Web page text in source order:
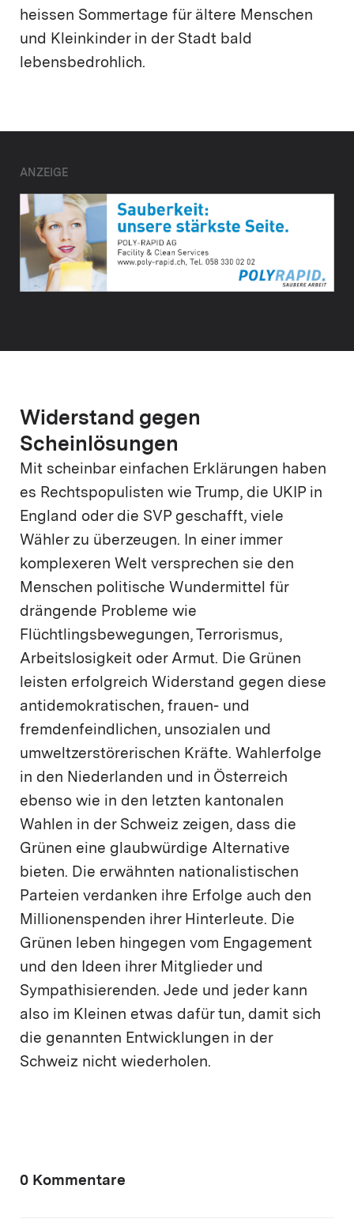
heissen Sommertage für ältere Menschen
und Kleinkinder in der Stadt bald
lebensbedrohlich.
ANZEIGE
Widerstand gegen
Scheinlösungen
Mit scheinbar einfachen Erklärungen haben
es Rechtspopulisten wie Trump, die UKIP in
England oder die SVP geschafft, viele
Wähler zu überzeugen. In einer immer
komplexeren Welt versprechen sie den
Menschen politische Wundermittel für
drängende Probleme wie
Flüchtlingsbewegungen, Terrorismus,
Arbeitslosigkeit oder Armut. Die Grünen
leisten erfolgreich Widerstand gegen diese
antidemokratischen, frauen- und
fremdenfeindlichen, unsozialen und
umweltzerstörerischen Kräfte. Wahlerfolge
in den Niederlanden und in Österreich
ebenso wie in den letzten kantonalen
Wahlen in der Schweiz zeigen, dass die
Grünen eine glaubwürdige Alternative
bieten. Die erwähnten nationalistischen
Parteien verdanken ihre Erfolge auch den
Millionenspenden ihrer Hinterleute. Die
Grünen leben hingegen vom Engagement
und den Ideen ihrer Mitglieder und
Sympathisierenden. Jede und jeder kann
also im Kleinen etwas dafür tun, damit sich
die genannten Entwicklungen in der
Schweiz nicht wiederholen.
0 Kommentare